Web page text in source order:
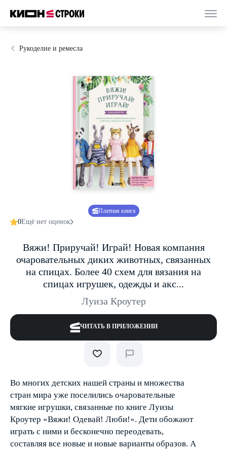
Рукоделие и ремесла
Платная книга
0Ещё нет оценок
Вяжи! Приручай! Играй! Новая компания
очаровательных диких животных, связанных
на спицах. Более 40 схем для вязания на
спицах игрушек, одежды и акс...
Луиза Кроутер
ЧИТАТЬ В ПРИЛОЖЕНИИ
Во многих детских нашей страны и множества
стран мира уже поселились очаровательные
мягкие игрушки, связанные по книге Луизы
Кроутер «Вяжи! Одевай! Люби!». Дети обожают
играть с ними и бесконечно переодевать,
составляя все новые и новые варианты образов. А